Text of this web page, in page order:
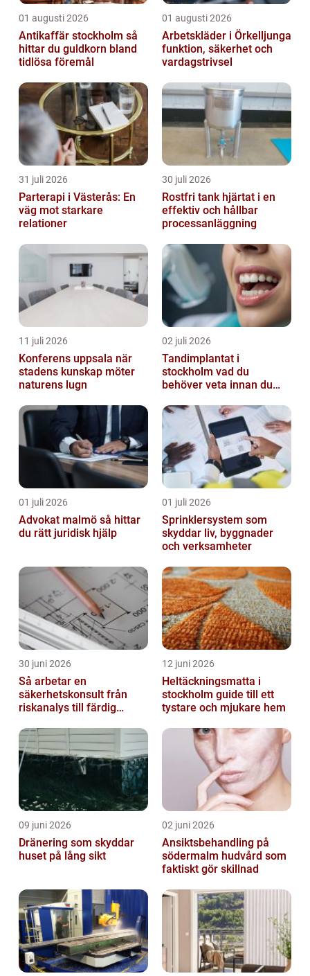
01 augusti 2026
Antikaffär stockholm så
hittar du guldkorn bland
tidlösa föremål
01 augusti 2026
Arbetskläder i Örkelljunga
funktion, säkerhet och
vardagstrivsel
31 juli 2026
Parterapi i Västerås: En
väg mot starkare
relationer
30 juli 2026
Rostfri tank hjärtat i en
effektiv och hållbar
processanläggning
11 juli 2026
Konferens uppsala när
stadens kunskap möter
naturens lugn
02 juli 2026
Tandimplantat i
stockholm vad du
behöver veta innan du
01 juli 2026
Advokat malmö så hittar
du rätt juridisk hjälp
01 juli 2026
Sprinklersystem som
skyddar liv, byggnader
och verksamheter
30 juni 2026
Så arbetar en
säkerhetskonsult från
riskanalys till färdig
12 juni 2026
Heltäckningsmatta i
stockholm guide till ett
tystare och mjukare hem
09 juni 2026
Dränering som skyddar
huset på lång sikt
02 juni 2026
Ansiktsbehandling på
södermalm hudvård som
faktiskt gör skillnad